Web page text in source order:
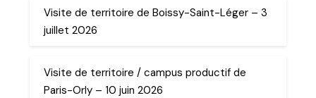
Visite de territoire de Boissy-Saint-Léger – 3
juillet 2026
Visite de territoire / campus productif de
Paris-Orly – 10 juin 2026